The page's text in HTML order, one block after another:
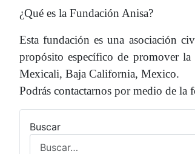
¿Qué es la Fundación Anisa?
Esta fundación es una asociación
propósito específico de promover
Mexicali, Baja California, Mexico.
Podrás contactarnos por medio de la
Buscar